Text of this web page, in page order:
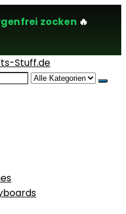
zocken 🔥